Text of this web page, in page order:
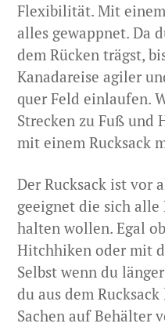
Flexibilität. Mit
alles gewappnet. Da
dem Rücken trägst,
Kanadareise agiler
quer Feld einlaufen.
Strecken zu Fuß und
mit einem Rucksack
Der Rucksack ist vor
geeignet die sich
halten wollen. Egal
Hitchhiken oder mit
Selbst wenn du
du aus dem
Sachen auf Behälter